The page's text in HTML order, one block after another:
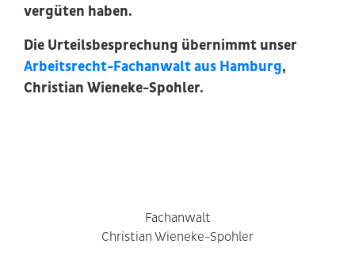
vergüten haben.
Die Urteilsbesprechung übernimmt unser
Arbeitsrecht-Fachanwalt aus Hamburg,
Christian Wieneke-Spohler.
Fachanwalt
Christian Wieneke-Spohler